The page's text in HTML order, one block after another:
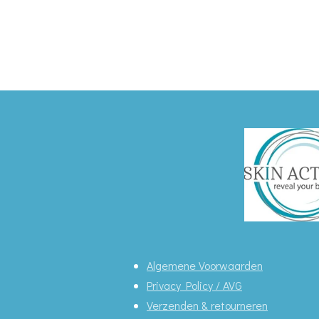
Algemene Voorwaarden
Privacy Policy / AVG
Verzenden & retourneren